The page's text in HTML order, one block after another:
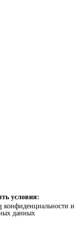
условия:
конфиденциальности и
данных